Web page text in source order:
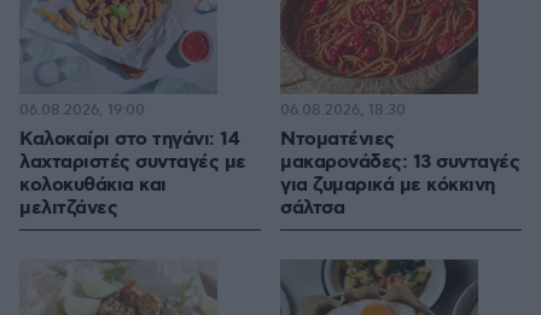
Καλοκαίρι στο τηγάνι: 14
λαχταριστές συνταγές με
κολοκυθάκια και
μελιτζάνες
06.08.2026, 19:00
Ντοματένιες
μακαρονάδες: 13 συνταγές
για ζυμαρικά με κόκκινη
σάλτσα
06.08.2026, 18:30